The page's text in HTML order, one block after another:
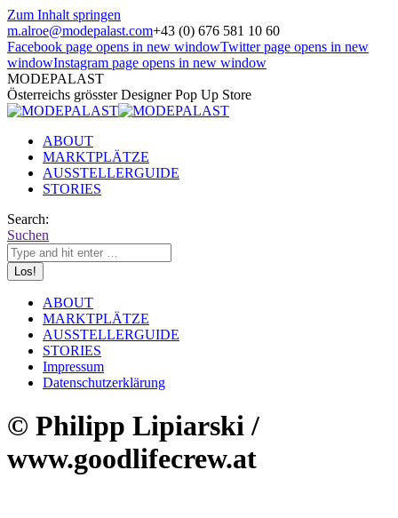
Zum Inhalt springen
m.alroe@modepalast.com+43 (0) 676 581 10 60
Facebook page opens in new windowTwitter page opens in new
windowInstagram page opens in new window
MODEPALAST
Österreichs grösster Designer Pop Up Store
ABOUT
MARKTPLÄTZE
AUSSTELLERGUIDE
STORIES
Search:
Suchen
ABOUT
MARKTPLÄTZE
AUSSTELLERGUIDE
STORIES
Impressum
Datenschutzerklärung
© Philipp Lipiarski /
www.goodlifecrew.at